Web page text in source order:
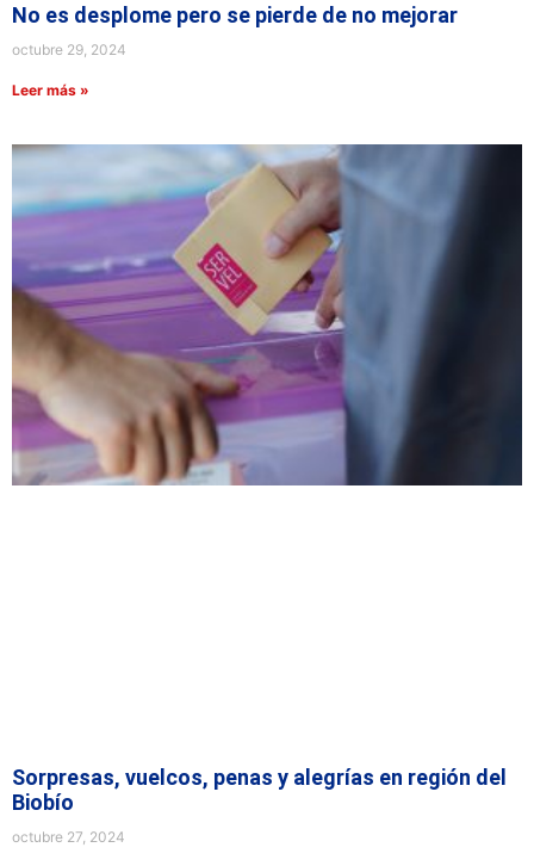
No es desplome pero se pierde de no mejorar
octubre 29, 2024
Leer más »
Sorpresas, vuelcos, penas y alegrías en región del
Biobío
octubre 27, 2024